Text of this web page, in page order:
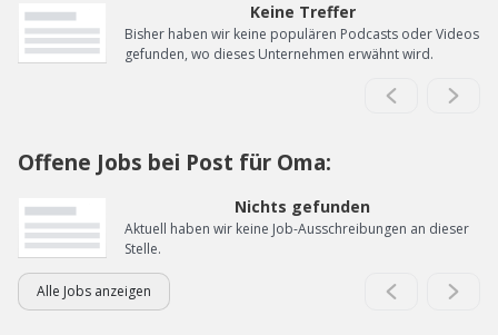
Keine Treffer
Bisher haben wir keine populären Podcasts oder Videos
gefunden, wo dieses Unternehmen erwähnt wird.
Offene Jobs bei Post für Oma:
Nichts gefunden
Aktuell haben wir keine Job-Ausschreibungen an dieser
Stelle.
Alle Jobs anzeigen